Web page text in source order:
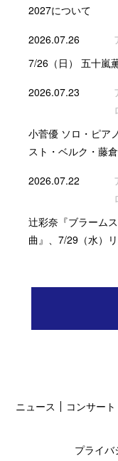
2027について
2026.07.26
7/26（日） 五十嵐
2026.07.23
小菅優 ソロ・ピア
スト・ベルク・藤
2026.07.22
辻彩奈『ブラーム
曲』、7/29（水）
ニュース コンサート
プライバ